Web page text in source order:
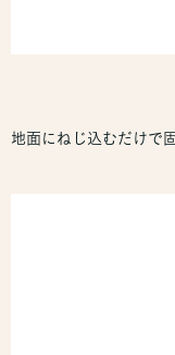
地面にねじ込むだけで